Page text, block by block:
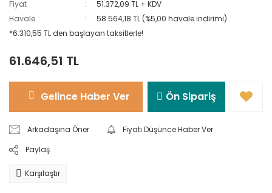
Fiyat
51.372,09 TL + KDV
Havale
58.564,18 TL (%5,00 havale indirimi)
*6.310,55 TL den başlayan taksitlerle!
61.646,51 TL
Gelince Haber Ver Ön Sipariş
Arkadaşına Öner
Fiyatı Düşünce Haber Ver
Paylaş
Karşılaştır